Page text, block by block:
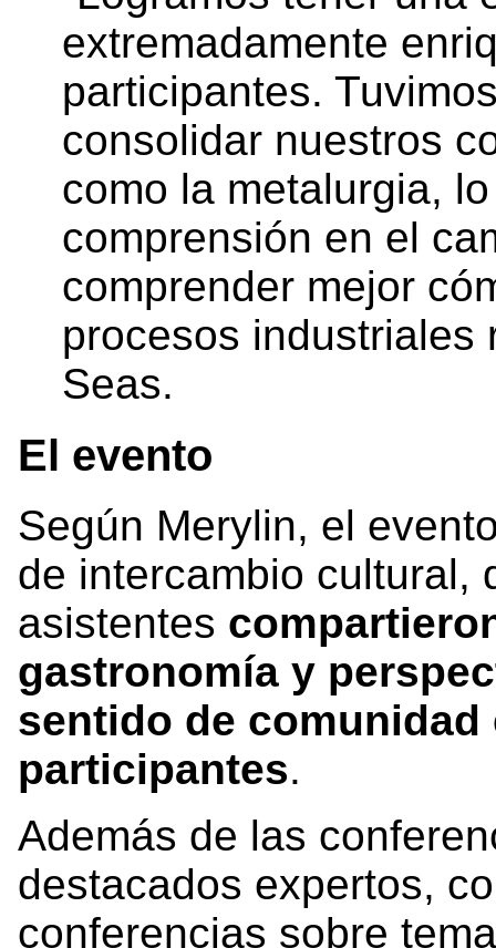
extremadamente
participantes.
consolidar nuestros
como la metalurgia,
comprensión en el
comprender mejor
procesos industriales
Seas.
El evento
Según Merylin, el
de intercambio cultural,
asistentes
gastronomía y
sentido de
participantes.
Además de las
destacados expertos,
conferencias sobre